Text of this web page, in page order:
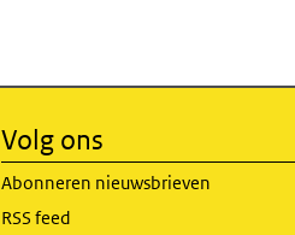
Volg ons
Abonneren nieuwsbrieven
RSS feed